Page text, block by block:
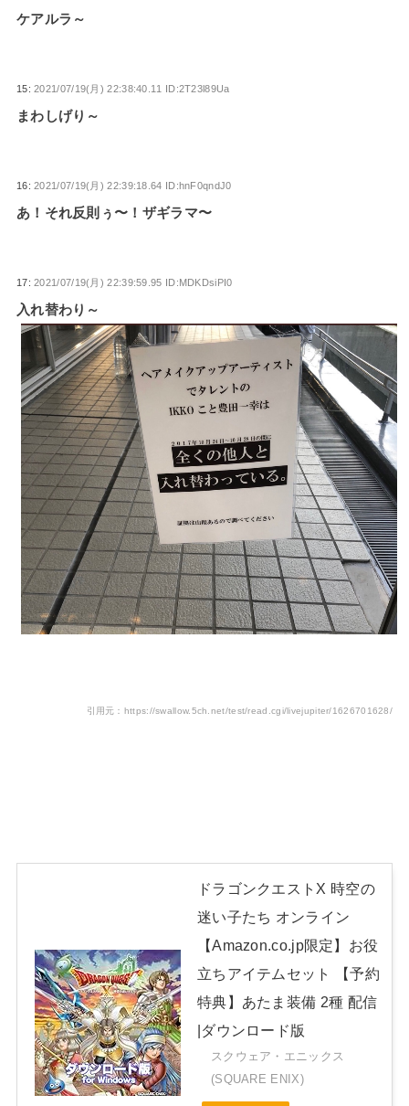
ケアルラ～
15:2021/07/19(月) 22:38:40.11 ID:2T23l89Ua
まわしげり～
16:2021/07/19(月) 22:39:18.64 ID:hnF0qndJ0
あ！それ反則ぅ〜！ザギラマ〜
17:2021/07/19(月) 22:39:59.95 ID:MDKDsiPI0
入れ替わり～
引用元：https://swallow.5ch.net/test/read.cgi/livejupiter/1626701628/
ドラゴンクエストX 時空の
迷い子たち オンライン
【Amazon.co.jp限定】お役
立ちアイテムセット 【予約
特典】あたま装備 2種 配信
|ダウンロード版
スクウェア・エニックス
(SQUARE ENIX)